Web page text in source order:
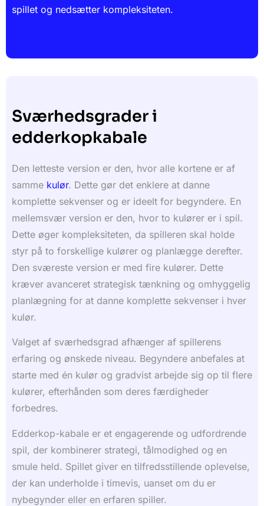
spillet og nedsætter kompleksiteten.
Sværhedsgrader i
edderkopkabale
Den letteste version er den, hvor alle kortene er af
samme kulør. Dette gør det enklere at danne
komplette sekvenser og er ideelt for begyndere. En
mellemsvær version er den, hvor to kulører er i spil.
Dette øger kompleksiteten, da spilleren skal holde
styr på to forskellige kulører og planlægge derefter.
Den sværeste version er med fire kulører. Dette
kræver avanceret strategisk tænkning og omhyggelig
planlægning for at danne komplette sekvenser i hver
kulør.
Valget af sværhedsgrad afhænger af spillerens
erfaring og ønskede niveau. Begyndere anbefales at
starte med én kulør og gradvist arbejde sig op til flere
kulører, efterhånden som deres færdigheder
forbedres.
Edderkop-kabale er et engagerende og udfordrende
spil, der kombinerer strategi, tålmodighed og en
smule held. Spillet giver en tilfredsstillende oplevelse,
der kan underholde i timevis, uanset om du er
nybegynder eller en erfaren spiller.